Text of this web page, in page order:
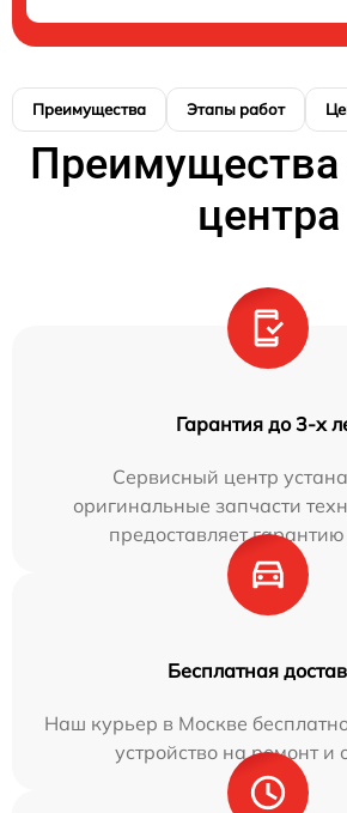
Преимущества Этапы работ
Преимущества
центра
Гарантия до 3-х
Сервисный центр
оригинальные запчасти
предоставляет гарантию
Бесплатная
Наш курьер в Москве
устройство на ремонт и